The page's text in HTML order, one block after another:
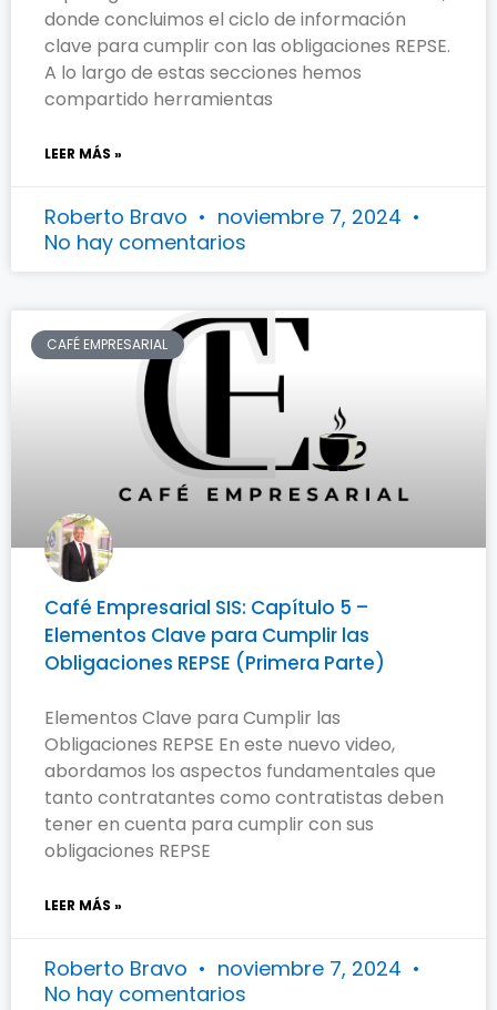
donde concluimos el ciclo de información
clave para cumplir con las obligaciones REPSE.
A lo largo de estas secciones hemos
compartido herramientas
LEER MÁS »
Roberto Bravo
noviembre 7, 2024
No hay comentarios
CAFÉ EMPRESARIAL
Café Empresarial SIS: Capítulo 5 –
Elementos Clave para Cumplir las
Obligaciones REPSE (Primera Parte)
Elementos Clave para Cumplir las
Obligaciones REPSE En este nuevo video,
abordamos los aspectos fundamentales que
tanto contratantes como contratistas deben
tener en cuenta para cumplir con sus
obligaciones REPSE
LEER MÁS »
Roberto Bravo
noviembre 7, 2024
No hay comentarios